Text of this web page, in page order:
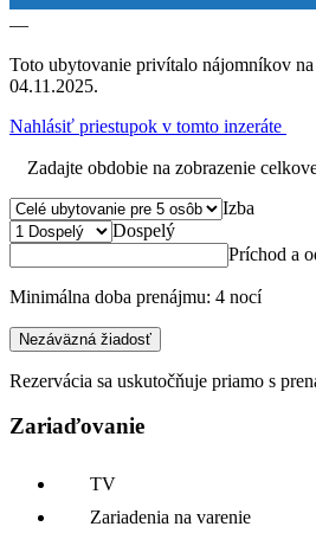
—
Toto ubytovanie privítalo nájomníkov
04.11.2025.
Nahlásiť priestupok v tomto inzeráte
Zadajte obdobie na zobrazenie
Izba
Dospelý
Príchod a
Minimálna doba prenájmu: 4 nocí
Nezáväzná žiadosť
Rezervácia sa uskutočňuje priamo s
Zariaďovanie
TV
Zariadenia na varenie